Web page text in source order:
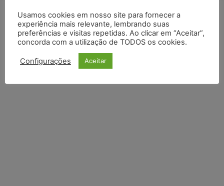
Usamos cookies em nosso site para fornecer a
experiência mais relevante, lembrando suas
preferências e visitas repetidas. Ao clicar em “Aceitar”,
concorda com a utilização de TODOS os cookies.
Configurações Aceitar